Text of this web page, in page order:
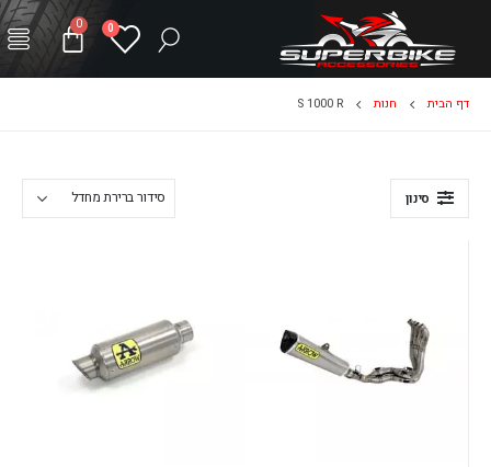
0
0
דף הבית חנות S 1000 R
סינון